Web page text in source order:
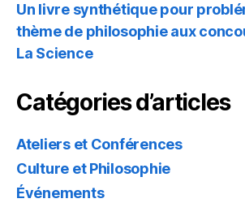
Un livre synthétique pour
thème de philosophie aux
La Science
Catégories d’articles
Ateliers et Conférences
Culture et Philosophie
Événements